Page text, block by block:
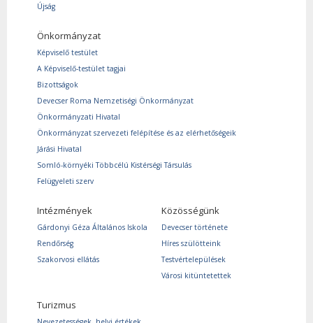
Újság
Önkormányzat
Képviselő testület
A Képviselő-testület tagjai
Bizottságok
Devecser Roma Nemzetiségi Önkormányzat
Önkormányzati Hivatal
Önkormányzat szervezeti felépítése és az elérhetőségeik
Járási Hivatal
Somló-környéki Többcélú Kistérségi Társulás
Felügyeleti szerv
Intézmények
Gárdonyi Géza Általános Iskola
Rendőrség
Szakorvosi ellátás
Közösségünk
Devecser története
Híres szülötteink
Testvértelepülések
Városi kitüntetettek
Turizmus